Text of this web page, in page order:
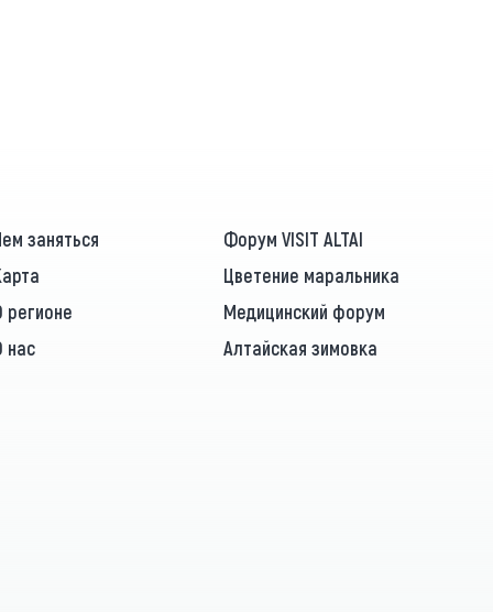
заняться
Форум VISIT ALTAI
Цветение маральника
регионе
Медицинский форум
нас Алтайская зимовка